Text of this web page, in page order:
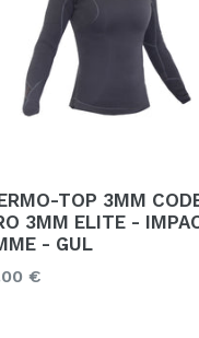
TOP 3MM
3MM ELITE -
- GUL
€